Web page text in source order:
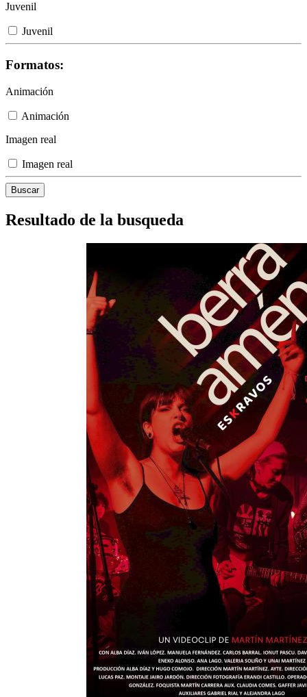
Juvenil
Juvenil
Formatos:
Animación
Animación
Imagen real
Imagen real
Resultado de la busqueda